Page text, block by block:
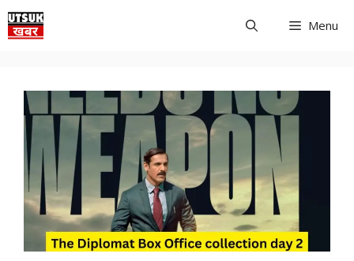
Skip
to
Menu